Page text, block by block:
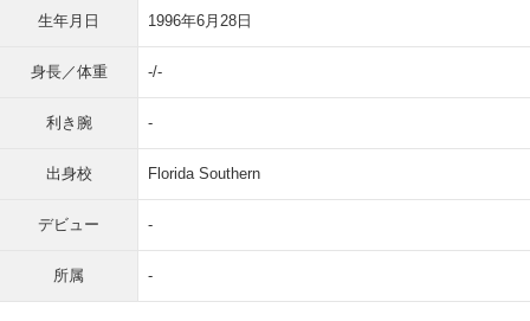
生年月日 1996年6月28日
身長／体重 -/-
利き腕 -
出身校 Florida Southern
デビュー -
所属 -